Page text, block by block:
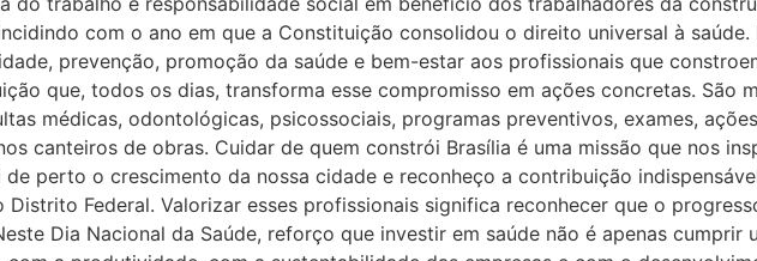
com o ano em que a Constituição consolidou o direito universal à saúde.
prevenção, promoção da saúde e bem-estar aos profissionais que
que, todos os dias, transforma esse compromisso em ações concretas. São
médicas, odontológicas, psicossociais, programas preventivos, exames,
canteiros de obras. Cuidar de quem constrói Brasília é uma missão que nos
perto o crescimento da nossa cidade e reconheço a contribuição
Federal. Valorizar esses profissionais significa reconhecer que o
Dia Nacional da Saúde, reforço que investir em saúde não é apenas cumprir